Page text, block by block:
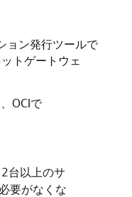
ョン発行ツールで
トゲートウェ
OCIで
台以上のサ
要がなくな